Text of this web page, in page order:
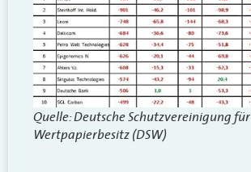
Quelle: Deutsche Schutzvereinigung für
Wertpapierbesitz (DSW)